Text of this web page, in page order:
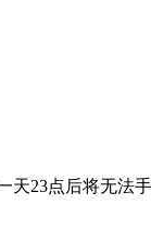
天23点后将无法